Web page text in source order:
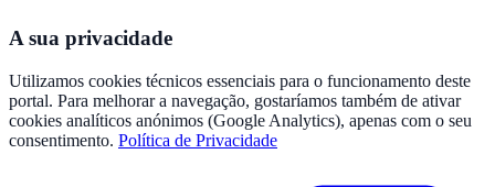
A sua privacidade
Utilizamos cookies técnicos essenciais para o funcionamento deste
portal. Para melhorar a navegação, gostaríamos também de ativar
cookies analíticos anónimos (Google Analytics), apenas com o seu
consentimento. Política de Privacidade